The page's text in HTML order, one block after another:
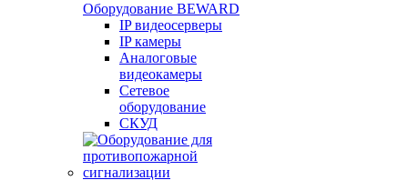
Оборудование BEWARD
IP видеосерверы
IP камеры
Аналоговые
видеокамеры
Сетевое
оборудование
СКУД